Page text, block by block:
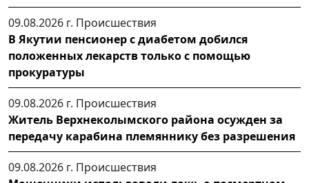
09.08.2026 г. Происшествия
В Якутии пенсионер с диабетом добился
положенных лекарств только с помощью
прокуратуры
09.08.2026 г. Происшествия
Житель Верхнеколымского района осужден за
передачу карабина племяннику без разрешения
09.08.2026 г. Происшествия